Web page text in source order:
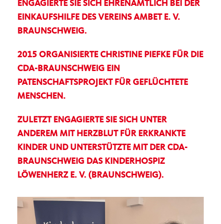
ENGAGIERTE SIE SICH EHRENAMTLICH BEI DER
EINKAUFSHILFE DES VEREINS AMBET E. V.
BRAUNSCHWEIG.
2015 ORGANISIERTE CHRISTINE PIEFKE FÜR DIE
CDA-BRAUNSCHWEIG EIN
PATENSCHAFTSPROJEKT FÜR GEFLÜCHTETE
MENSCHEN.
ZULETZT ENGAGIERTE SIE SICH UNTER
ANDEREM MIT HERZBLUT FÜR ERKRANKTE
KINDER UND UNTERSTÜTZTE MIT DER CDA-
BRAUNSCHWEIG DAS KINDERHOSPIZ
LÖWENHERZ E. V. (BRAUNSCHWEIG).